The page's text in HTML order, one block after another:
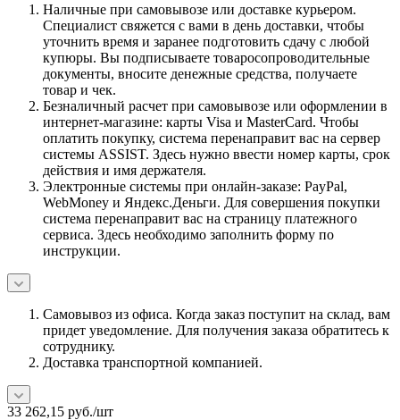
Наличные при самовывозе или доставке курьером.
Специалист свяжется с вами в день доставки, чтобы
уточнить время и заранее подготовить сдачу с любой
купюры. Вы подписываете товаросопроводительные
документы, вносите денежные средства, получаете
товар и чек.
Безналичный расчет при самовывозе или оформлении в
интернет-магазине: карты Visa и MasterCard. Чтобы
оплатить покупку, система перенаправит вас на сервер
системы ASSIST. Здесь нужно ввести номер карты, срок
действия и имя держателя.
Электронные системы при онлайн-заказе: PayPal,
WebMoney и Яндекс.Деньги. Для совершения покупки
система перенаправит вас на страницу платежного
сервиса. Здесь необходимо заполнить форму по
инструкции.
Самовывоз из офиса. Когда заказ поступит на склад, вам
придет уведомление. Для получения заказа обратитесь к
сотруднику.
Доставка транспортной компанией.
33 262,15 руб./шт